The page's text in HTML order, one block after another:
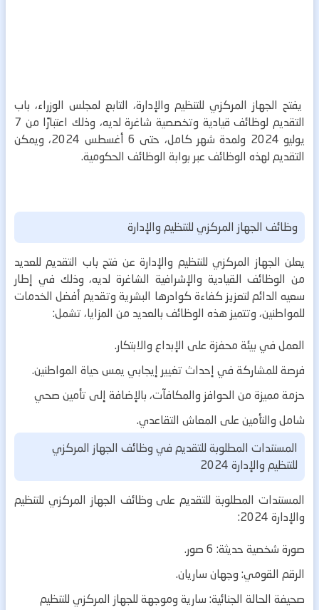
يفتح الجهاز المركزي للتنظيم والإدارة، التابع لمجلس الوزراء، باب
التقديم لوظائف قيادية وتخصصية شاغرة لديه، وذلك اعتبارًا من 7
يوليو 2024 ولمدة شهر كامل، حتى 6 أغسطس 2024، ويمكن
التقديم لهذه الوظائف عبر بوابة الوظائف الحكومية.
وظائف الجهاز المركزي للتنظيم والإدارة
يعلن الجهاز المركزي للتنظيم والإدارة عن فتح باب التقديم للعديد
من الوظائف القيادية والإشرافية الشاغرة لديه، وذلك في إطار
سعيه الدائم لتعزيز كفاءة كوادرها البشرية وتقديم أفضل الخدمات
للمواطنين، وتتميز هذه الوظائف بالعديد من المزايا، تشمل:
العمل في بيئة محفزة على الإبداع والابتكار.
فرصة للمشاركة في إحداث تغيير إيجابي يمس حياة المواطنين.
حزمة مميزة من الحوافز والمكافآت، بالإضافة إلى تأمين صحي
شامل والتأمين على المعاش التقاعدي.
المستندات المطلوبة للتقديم في وظائف الجهاز المركزي
للتنظيم والإدارة 2024
المستندات المطلوبة للتقديم على وظائف الجهاز المركزي للتنظيم
والإدارة 2024:
صورة شخصية حديثة: 6 صور.
الرقم القومي: وجهان ساريان.
صحيفة الحالة الجنائية: سارية وموجهة للجهاز المركزي للتنظيم